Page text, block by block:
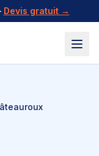
Devis gratuit →